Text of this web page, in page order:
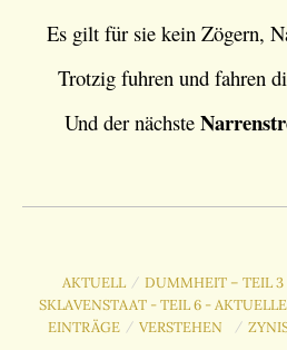
Es gilt für sie kein Zögern,
Trotzig fuhren und fahren
Und der nächste
AKTUELL / DUMMHEIT – TEIL 3
SKLAVENSTAAT - TEIL 6 -
EINTRÄGE / VERSTEHEN /